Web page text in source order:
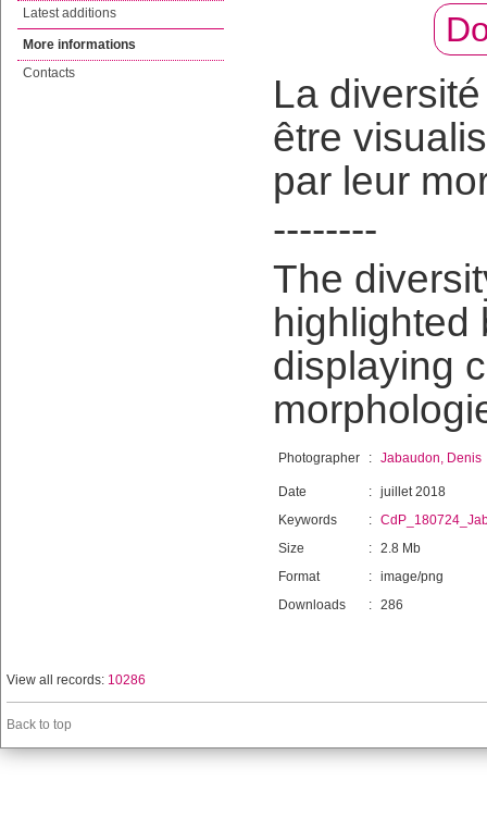
Latest additions
More informations
Contacts
La
être
par leur
--------
The
highlighted
displaying
Photographer : Jabaudon, Denis
Date : juillet 2018
Keywords
:
Size
: 2.8 Mb
Format
: image/png
Downloads
: 286
View all records: 10286
Back to top